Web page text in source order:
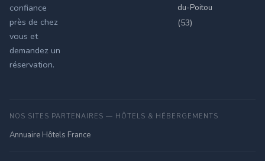
confiance
près de chez
vous et
demandez un
réservation.
du-Poitou
(53)
NOS SITES PARTENAIRES — HÔTELS & HÉBERGEMENTS
Annuaire Hôtels France